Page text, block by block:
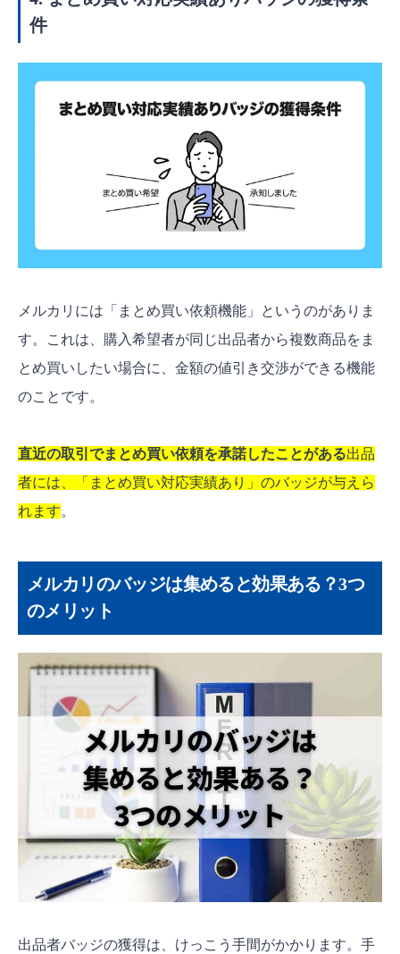
件
メルカリには「まとめ買い依頼機能」というのがありま
す。これは、購入希望者が同じ出品者から複数商品をま
とめ買いしたい場合に、金額の値引き交渉ができる機能
のことです。
直近の取引でまとめ買い依頼を承諾したことがある出品
者には、「まとめ買い対応実績あり」のバッジが与えら
れます。
メルカリのバッジは集めると効果ある？3つ
のメリット
出品者バッジの獲得は、けっこう手間がかかります。手